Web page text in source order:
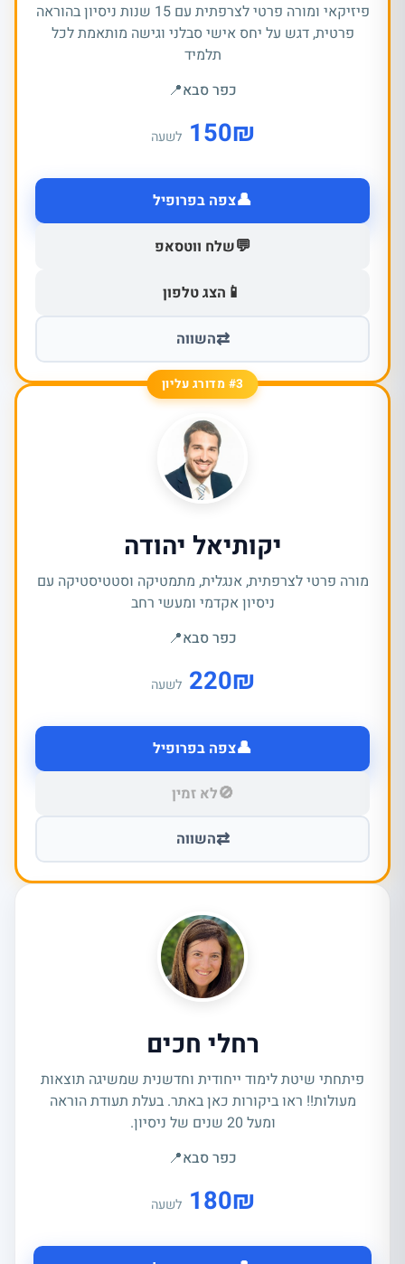
פיזיקאי ומורה פרטי לצרפתית עם 15 שנות ניסיון בהוראה
פרטית, דגש על יחס אישי סבלני וגישה מותאמת לכל
תלמיד
כפר סבא📍
₪
150 לשעה
👤צפה בפרופיל
💬שלח ווטסאפ
📱 הצג טלפון
⇄השווה
#3 מדורג עליון
יקותיאל יהודה
מורה פרטי לצרפתית, אנגלית, מתמטיקה וסטטיסטיקה עם
ניסיון אקדמי ומעשי רחב
כפר סבא📍
₪
220 לשעה
👤צפה בפרופיל
🚫לא זמין
⇄השווה
רחלי חכים
פיתחתי שיטת לימוד ייחודית וחדשנית שמשיגה תוצאות
מעולות!! ראו ביקורות כאן באתר. בעלת תעודת הוראה
ומעל 20 שנים של ניסיון.
כפר סבא📍
₪
180 לשעה